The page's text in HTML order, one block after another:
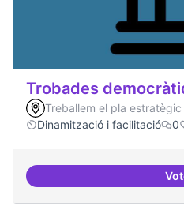
Trobades
Treballem el pla
Dinamització i facilitació
0